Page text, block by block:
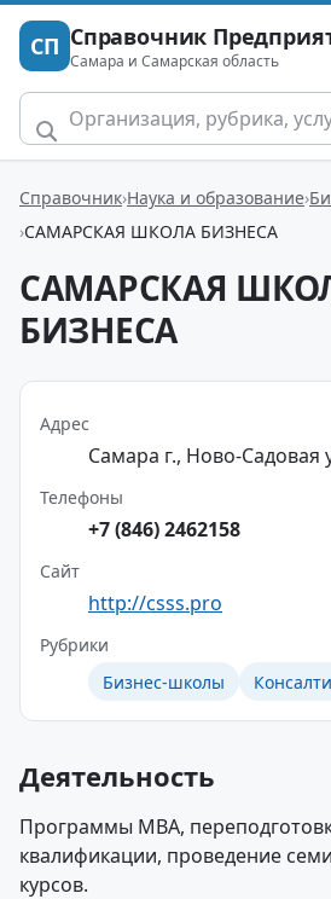
СП Справочник
Самара и Самарская область
Справочник Наука и образование
САМАРСКАЯ ШКОЛА БИЗНЕСА
САМАРСКАЯ
БИЗНЕСА
Адрес
Самара г., Ново-Садовая
Телефоны
+7 (846) 2462158
Сайт
http://csss.pro
Рубрики
Бизнес-школы
Деятельность
Программы MBA,
квалификации, проведение
курсов.